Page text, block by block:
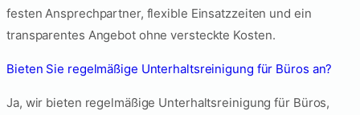
festen Ansprechpartner, flexible Einsatzzeiten und ein
transparentes Angebot ohne versteckte Kosten.
Bieten Sie regelmäßige Unterhaltsreinigung für Büros an?
Ja, wir bieten regelmäßige Unterhaltsreinigung für Büros,